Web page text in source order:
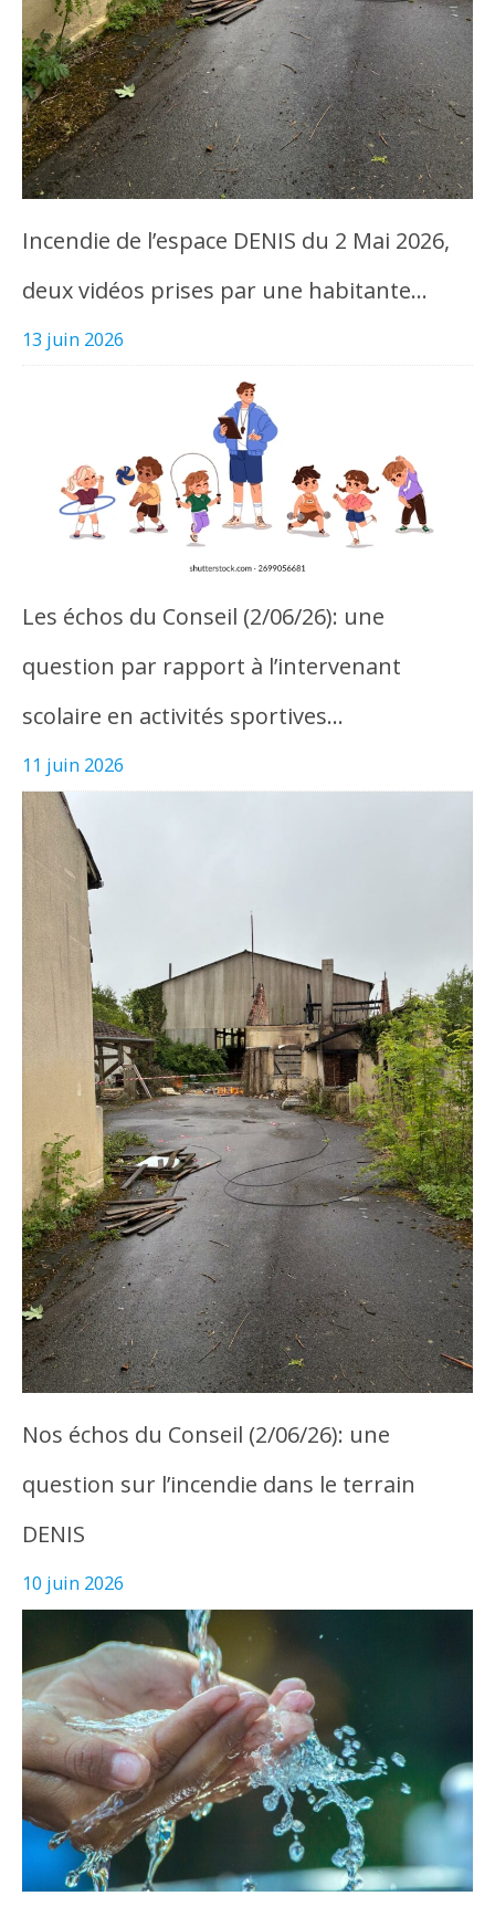
Incendie de l’espace DENIS du 2 Mai 2026,
deux vidéos prises par une habitante…
13 juin 2026
Les échos du Conseil (2/06/26): une
question par rapport à l’intervenant
scolaire en activités sportives…
11 juin 2026
Nos échos du Conseil (2/06/26): une
question sur l’incendie dans le terrain
DENIS
10 juin 2026